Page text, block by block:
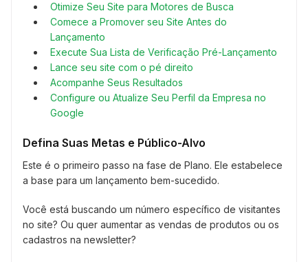
Otimize Seu Site para Motores de Busca
Comece a Promover seu Site Antes do
Lançamento
Execute Sua Lista de Verificação Pré-Lançamento
Lance seu site com o pé direito
Acompanhe Seus Resultados
Configure ou Atualize Seu Perfil da Empresa no
Google
Defina Suas Metas e Público-Alvo
Este é o primeiro passo na fase de Plano. Ele estabelece
a base para um lançamento bem-sucedido.
Você está buscando um número específico de visitantes
no site? Ou quer aumentar as vendas de produtos ou os
cadastros na newsletter?